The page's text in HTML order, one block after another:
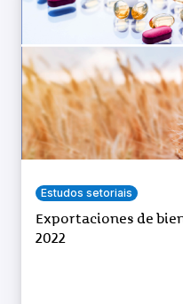
Estudos setoriais
Exportaciones de
2022